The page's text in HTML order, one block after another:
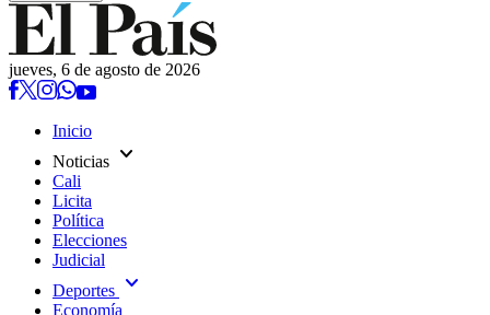
jueves, 6 de agosto de 2026
Inicio
Noticias expand_more
Cali
Licita
Política
Elecciones
Judicial
Deportes expand_more
Economía